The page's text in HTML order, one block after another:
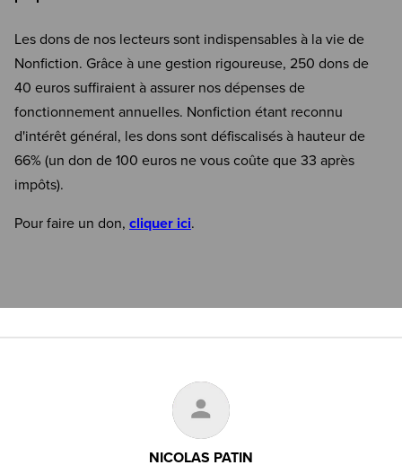
Les dons de nos lecteurs sont indispensables à la vie de
Nonfiction. Grâce à une gestion rigoureuse, 250 dons de
40 euros suffiraient à assurer nos dépenses de
fonctionnement annuelles. Nonfiction étant reconnu
d'intérêt général, les dons sont défiscalisés à hauteur de
66% (un don de 100 euros ne vous coûte que 33 après
impôts).
Pour faire un don, cliquer ici.
NICOLAS PATIN